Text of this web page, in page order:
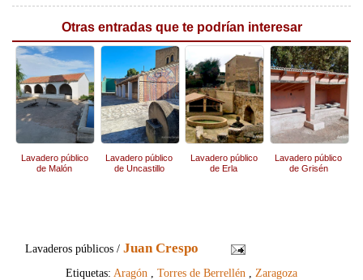
Otras entradas que te podrían interesar
Lavadero público
de Malón
Lavadero público
de Uncastillo
Lavadero público
de Erla
Lavadero público
de Grisén
Lavaderos públicos /Juan Crespo
Etiquetas: Aragón Torres de Berrellén Zaragoza